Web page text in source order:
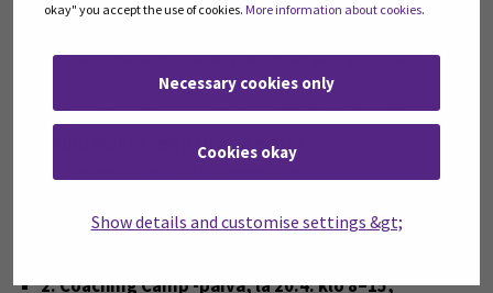
okay" you accept the use of cookies. More information about cookies.
Necessary cookies only
Cookies okay
Show details and customise settings &gt;
työelämälähettiläiden terveiset ja uratarinat
1. Coaching Camp -päivä, pe 19.4. klo 15–20,
koulukeskuksen palvelukeittiö
Brunssin esivalmistelu
2. Coaching Camp -päivä, la 20.4. klo 8–15,